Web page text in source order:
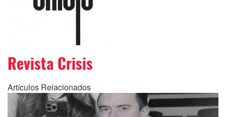
Revista Crisis
Artículos Relacionados